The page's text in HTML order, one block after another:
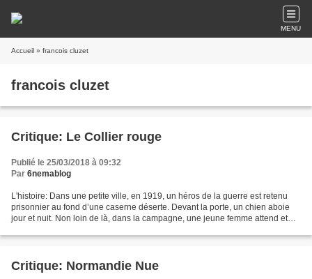
MENU
Accueil » francois cluzet
francois cluzet
Critique: Le Collier rouge
Publié le 25/03/2018 à 09:32
Par 6nemablog
L'histoire: Dans une petite ville, en 1919, un héros de la guerre est retenu
prisonnier au fond d’une caserne déserte. Devant la porte, un chien aboie
jour et nuit. Non loin de là, dans la campagne, une jeune femme attend et
Critique: Normandie Nue